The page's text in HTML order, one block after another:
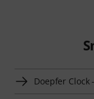
Doepfer